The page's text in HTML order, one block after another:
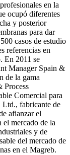
en la
ocupó diferentes
y posterior
para dar
casos de estudio
referencias en
En 2011 se
Manager Spain &
de la gama
Process
Comercial para
Ltd., fabricante de
afianzar el
el mercado de la
y de
del mercado de
en el Magreb.